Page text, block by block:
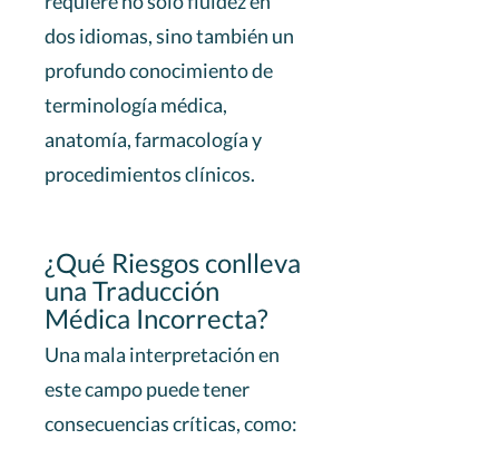
dos idiomas, sino también un
profundo conocimiento de
terminología médica,
anatomía, farmacología y
procedimientos clínicos.
¿Qué Riesgos conlleva
una Traducción
Médica Incorrecta?
Una mala interpretación en
este campo puede tener
consecuencias críticas, como: